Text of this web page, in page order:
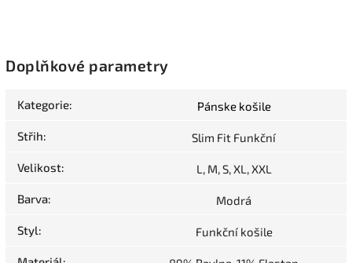
Doplňkové parametry
Kategorie: Pánske košile
Střih: Slim Fit Funkční
Velikost: L, M, S, XL, XXL
Barva: Modrá
Styl: Funkční košile